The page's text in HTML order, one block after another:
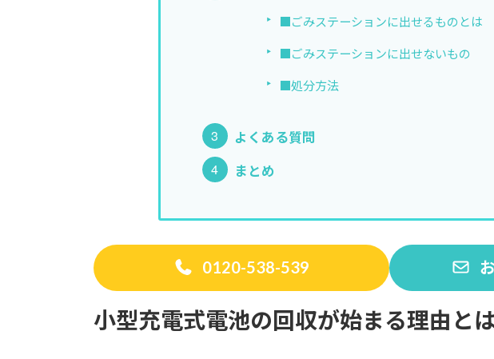
■ごみステーションに出せるものとは
■ごみステーションに出せないもの
■処分方法
よくある質問
まとめ
0120-538-539
小型充電式電池の回収が始まる理由と